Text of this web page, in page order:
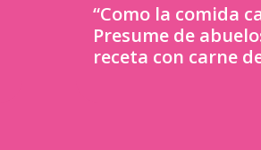
“Como la comida
Presume de
receta con carne